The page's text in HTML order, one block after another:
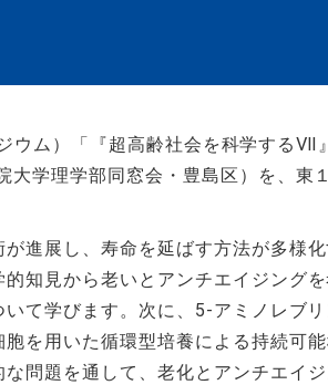
ウム）「『超高齢社会を科学するⅦ
学理学部同窓会・豊島区）を、東
進展し、寿命を延ばす方法が多様
知見から老いとアンチエイジングを
て学びます。次に、 5-アミノレブ
を用いた循環型培養による持続可
問題を通して、老化とアンチエイ